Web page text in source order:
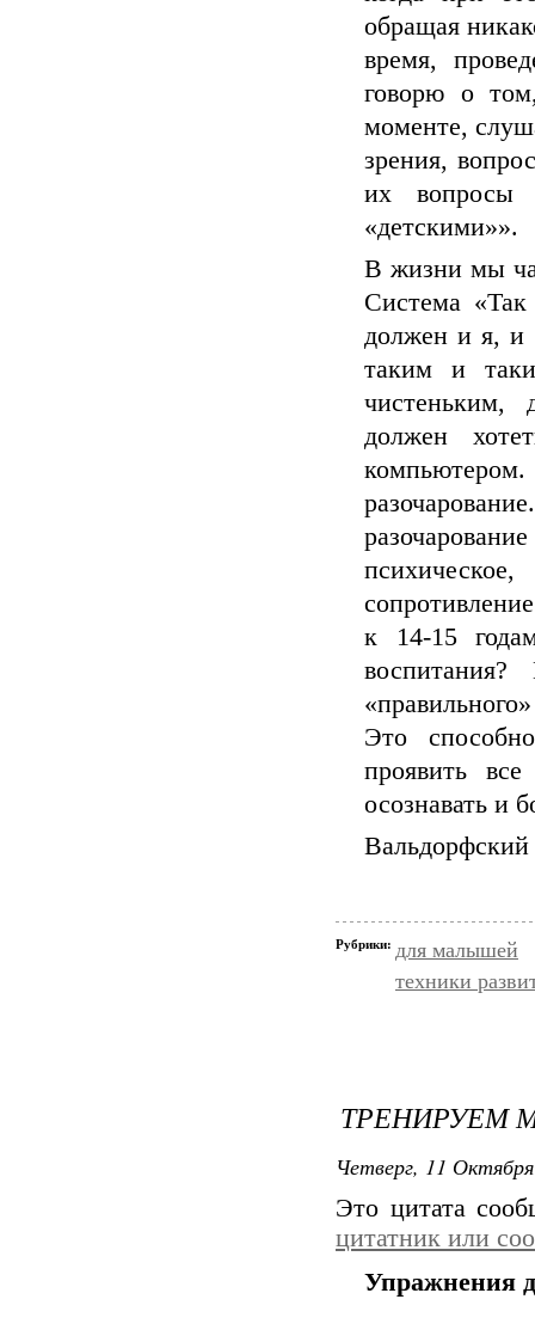
обращая
время,
говорю о
моменте,
зрения,
их
«детскими»».
В жизни мы
Система
должен и я, и
таким и
чистеньким,
должен
к 14-15
Это
проявить
осознавать и
Вальдорфский
Рубрики: для малышей
техники
ТРЕНИРУЕМ
Четверг, 11
Это цитата
цитатник или
Упражнения